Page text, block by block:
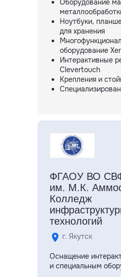
ФГАОУ ВО
им. М.К.
Колледж
технологий
г. Якутск
Оснащение
и специальным
Ноутбуки,
для хранения
оборудование
Интерактивные
Clevertouch
Крепления и